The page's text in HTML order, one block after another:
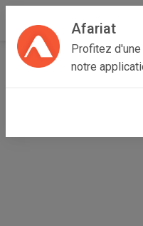
Afariat
Profitez
notre
Accueil Immobilier
DAR LOTUS I